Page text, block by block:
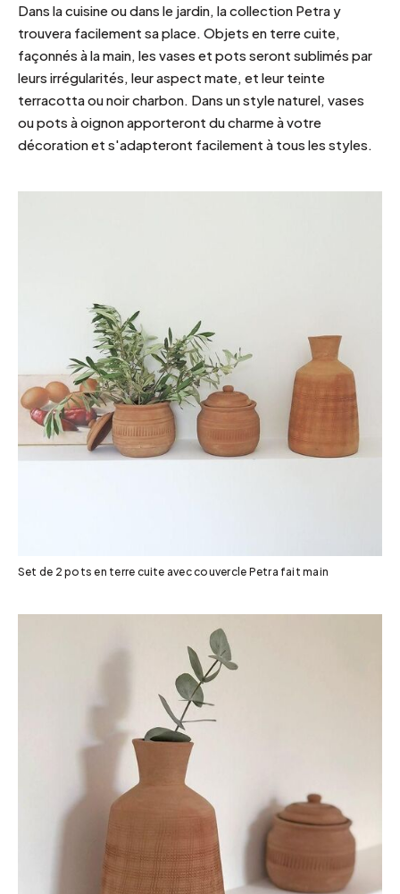
Dans la cuisine ou dans le jardin, la collection Petra y
trouvera facilement sa place. Objets en terre cuite,
façonnés à la main, les vases et pots seront sublimés par
leurs irrégularités, leur aspect mate, et leur teinte
terracotta ou noir charbon. Dans un style naturel, vases
ou pots à oignon apporteront du charme à votre
décoration et s'adapteront facilement à tous les styles.
Set de 2 pots en terre cuite avec couvercle Petra fait main